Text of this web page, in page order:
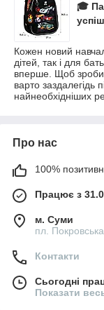
🎓
Кожен новий
дітей, так і для
вперше. Щоб
варто заздалегідь
найнеобхідніших
Про нас
100%
Працює з
м. Суми
пл.
Контакти
Сьогодні
Показати